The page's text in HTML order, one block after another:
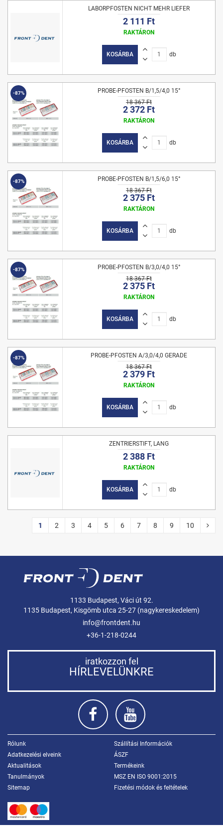
LABORPFOSTEN NICHT MEHR LIEFER
2 111 Ft
RAKTÁRON
KOSÁRBA db
-87%
PROBE-PFOSTEN B/1,5/4,0 15°
18 367 Ft
2 372 Ft
RAKTÁRON
KOSÁRBA db
-87%
PROBE-PFOSTEN B/1,5/6,0 15°
18 367 Ft
2 375 Ft
RAKTÁRON
KOSÁRBA db
-87%
PROBE-PFOSTEN B/3,0/4,0 15°
18 367 Ft
2 375 Ft
RAKTÁRON
KOSÁRBA db
-87%
PROBE-PFOSTEN A/3,0/4,0 GERADE
18 367 Ft
2 379 Ft
RAKTÁRON
KOSÁRBA db
ZENTRIERSTIFT, LANG
2 388 Ft
RAKTÁRON
KOSÁRBA db
1 2 3 4 5 6 7 8 9 10
1133 Budapest, Váci út 92.
1135 Budapest, Kisgömb utca 25-27 (nagykereskedelem)
info@frontdent.hu
+36-1-218-0244
iratkozzon fel
HÍRLEVELÜNKRE
Rólunk
Szállítási Információk
Adatkezelési elveink
ÁSZF
Aktualitások
Termékeink
Tanulmányok
MSZ EN ISO 9001:2015
Sitemap
Fizetési módok és feltételek